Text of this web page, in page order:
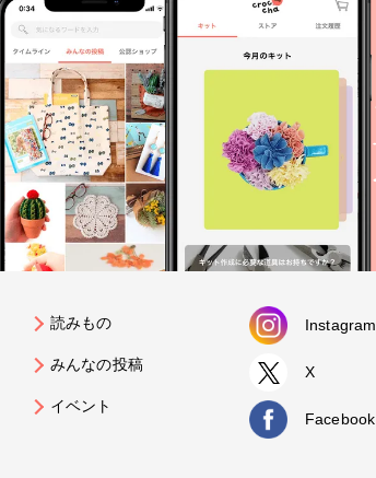
読みもの
みんなの投稿
イベント
Instagram
X
Facebook